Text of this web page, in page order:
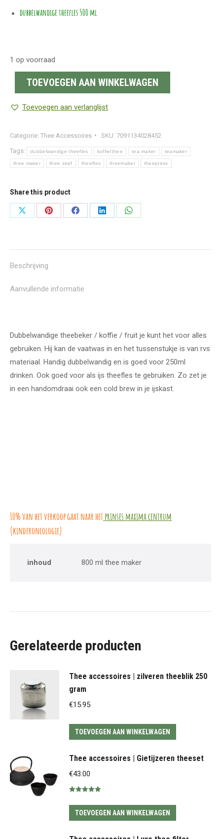
dubbelwandige theefles 500 ml
1 op voorraad
TOEVOEGEN AAN WINKELWAGEN
Toevoegen aan verlanglijst
Categorie: Thee Accessoires SKU: 7091134028452
Tags: dubbelwandige theefles koffie/thee tea maker teamaker
thee maker thee zeef theefles theemaker theepress
Share this product
Deel
Deel
Deel
Deel
Deel
Beschrijving
Aanvullende informatie
Dubbelwandige theebeker / koffie / fruit je kunt het voor alles
gebruiken. Hij kan de vaatwas in en het tussenstukje is van rvs
materiaal. Handig dubbelwandig en is goed voor 250ml
drinken. Ook goed voor als ijs theefles te gebruiken. Zo zet je
in een handomdraai ook een cold brew in je ijskast.
10% van het verkoop gaat naar het prinses maxima centrum
(kinderoncologie)
inhoud 800 ml thee maker
Gerelateerde producten
Thee accessoires | zilveren theeblik 250
gram
€15.95
TOEVOEGEN AAN WINKELWAGEN
Thee accessoires | Gietijzeren theeset
€43.00
5.00uit 5
TOEVOEGEN AAN WINKELWAGEN